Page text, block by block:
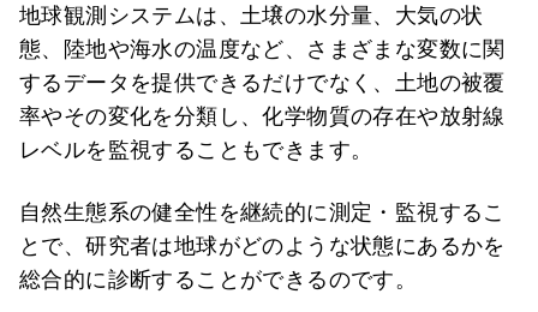
地球観測システムは、土壌の水分量、大気の状
態、陸地や海水の温度など、さまざまな変数に関
するデータを提供できるだけでなく、土地の被覆
率やその変化を分類し、化学物質の存在や放射線
レベルを監視することもできます。
自然生態系の健全性を継続的に測定・監視するこ
とで、研究者は地球がどのような状態にあるかを
総合的に診断することができるのです。